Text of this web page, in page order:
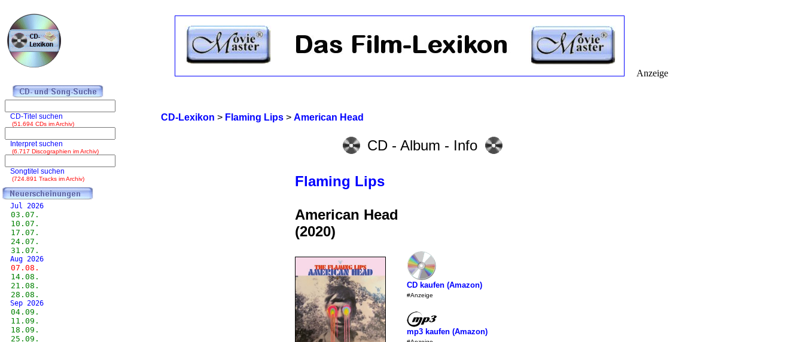
CD-Lexikon > Flaming Lips> American Head
CD - Album - Info
Flaming Lips
American Head
(2020)
CD kaufen (Amazon)
#Anzeige
mp3 kaufen (Amazon)
Anzeige
CD-Titel suchen
(51.694 CDs im Archiv)
Interpret suchen
(6.717 Discographien im Archiv)
Songtitel suchen
(724.891 Tracks im Archiv)
Jul 2026
03.07.
10.07.
17.07.
24.07.
31.07.
Aug 2026
07.08.
14.08.
21.08.
28.08.
Sep 2026
04.09.
11.09.
18.09.
25.09.